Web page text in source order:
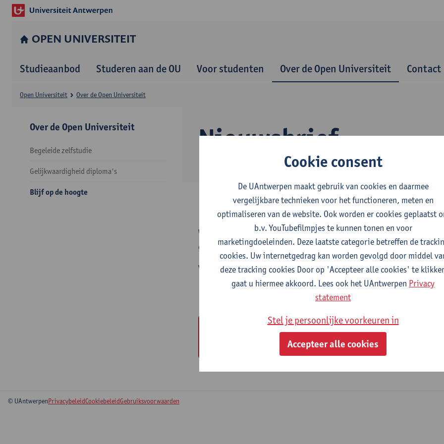
OPEN UNIVERSITEIT
Studieaanbod Studeren aan de OU Voor studenten Over de Open Universiteit Contact
Nieuwsbrief
Open Universiteit Over de Open Universiteit
Over de Open Universiteit
Begeleide zelfstudie
Gelijkwaardigheid diploma's
Blijf op de hoogte
Wil je op de hoogte blijven van het aanbod aan de Open Universiteit?
gaan studeren, maar twijfel je nog?
Via onderstaande knop kan je je aanmelden voor onze nieuwsbrief,
Open het formulier
© UAntwerpenPrivacybeleidCookiebeleidGebruiksvoorwaarden
Cookie consent
De UAntwerpen maakt gebruik van cookies en daarmee
vergelijkbare technieken voor het functioneren, meten en
optimaliseren van de website. Ook worden er cookies geplaatst
b.v. YouTubefilmpjes te kunnen tonen en voor
marketingdoeleinden. Deze laatste categorie betreffen de
cookies. Uw internetgedrag kan worden gevolgd door middel
deze tracking cookies Door op 'Accepteer alle cookies' te
gaat u hiermee akkoord. Lees ook het UAntwerpen Privacy
statement
Stel je persoonlijke voorkeuren in
Accepteer alle cookies